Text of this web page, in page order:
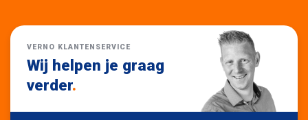
VERNO KLANTENSERVICE
Wij helpen je graag
verder.